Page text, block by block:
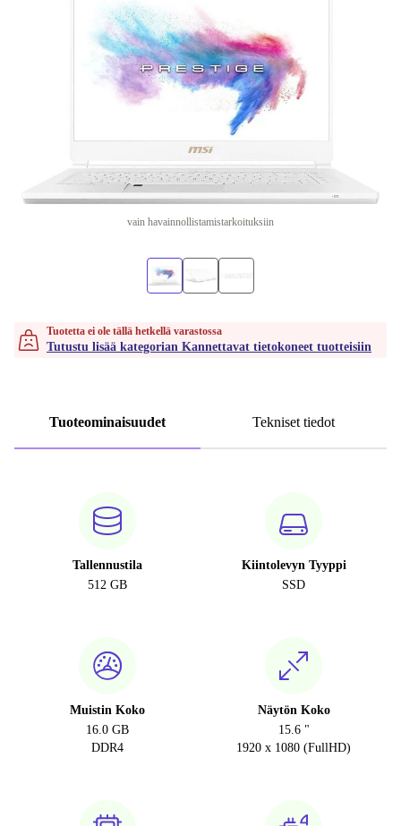
vain havainnollistamistarkoituksiin
Tuotetta ei ole tällä hetkellä varastossa
Tutustu lisää kategorian Kannettavat tietokoneet tuotteisiin
Tuoteominaisuudet Tekniset tiedot
Tallennustila
512 GB
Kiintolevyn Tyyppi
SSD
Muistin Koko
16.0 GB
DDR4
Näytön Koko
15.6 "
1920 x 1080 (FullHD)